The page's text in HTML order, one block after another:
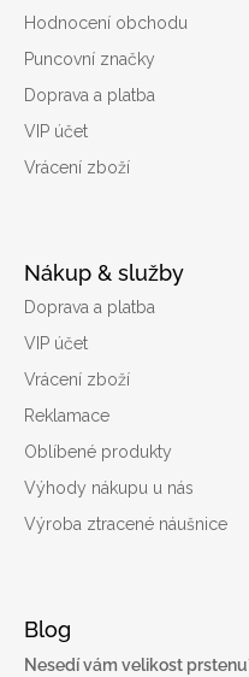
Hodnocení obchodu
Puncovní značky
Doprava a platba
VIP účet
Vrácení zboží
Nákup & služby
Doprava a platba
VIP účet
Vrácení zboží
Reklamace
Oblíbené produkty
Výhody nákupu u nás
Výroba ztracené náušnice
Blog
Nesedí vám velikost